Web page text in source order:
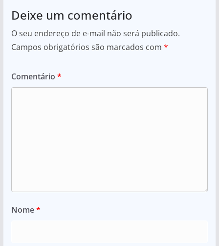
Deixe um comentário
O seu endereço de e-mail não será publicado.
Campos obrigatórios são marcados com *
Comentário *
Nome*